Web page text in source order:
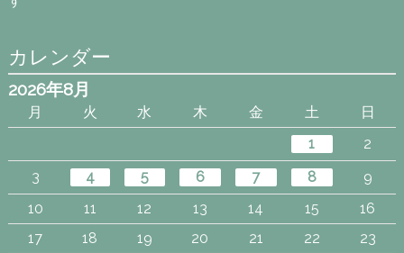
カレンダー
2026年8月
月 火 水 木 金 土
日
1
2
3
4 5 6 7 8
9
10
11 12 13 14 15
16
17
18 19 20 21 22
23